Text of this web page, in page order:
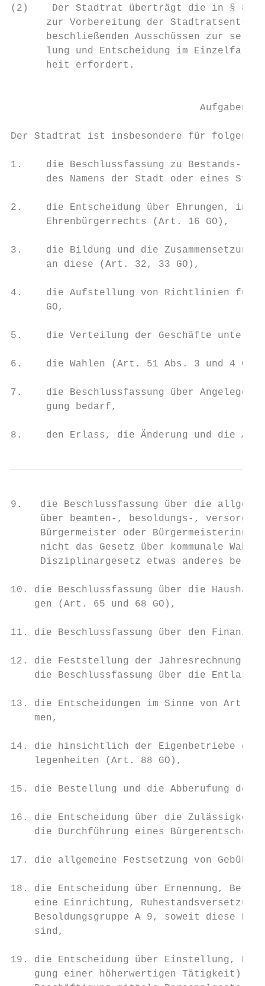
(2)    Der Stadtrat überträgt die in § 8
zur Vorbereitung der
beschließenden Ausschüssen zur
lung und Entscheidung im Einzelfall
      heit erfordert.
Der Stadtrat ist insbesondere für folgende
1.    die Beschlussfassung zu Bestands-
des Namens der Stadt oder eines
2.    die Entscheidung über Ehrungen,
      Ehrenbürgerrechts (Art. 16 GO),
3.    die Bildung und die Zusammensetzung
      an diese (Art. 32, 33 GO),
4.    die Aufstellung von Richtlinien für
      GO,
5.    die Verteilung der Geschäfte unter
6.    die Wahlen (Art. 51 Abs. 3 und 4 GO),
7.    die Beschlussfassung über
      gung bedarf,
8.    den Erlass, die Änderung und die
9.   die Beschlussfassung über die
über beamten-, besoldungs-,
Bürgermeister oder
nicht das Gesetz über kommunale
Disziplinargesetz etwas anderes
10. die Beschlussfassung über die
    gen (Art. 65 und 68 GO),
11. die Beschlussfassung über den
12. die Feststellung der Jahresrechnung
die Beschlussfassung über die
13. die Entscheidungen im Sinne von Art.
    men,
14. die hinsichtlich der Eigenbetriebe dem
    legenheiten (Art. 88 GO),
15. die Bestellung und die Abberufung des
16. die Entscheidung über die Zulässigkeit
die Durchführung eines
17. die allgemeine Festsetzung von
18. die Entscheidung über Ernennung,
eine Einrichtung,
Besoldungsgruppe A 9, soweit diese
    sind,
19. die Entscheidung über Einstellung,
gung einer höherwertigen Tätigkeit),